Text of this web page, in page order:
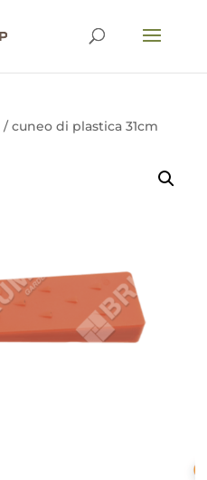
/ cuneo di plastica 31cm